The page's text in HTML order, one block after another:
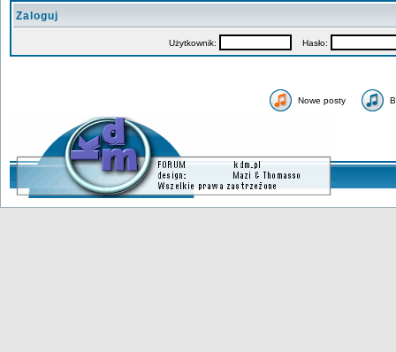
Zaloguj
Użytkownik: Hasło:
Nowe posty